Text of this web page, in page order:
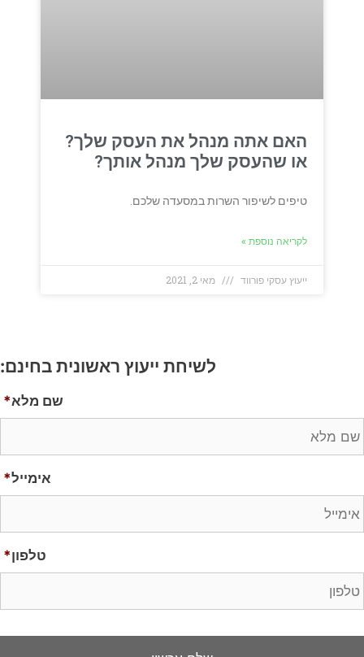
האם אתה מנהל את העסק שלך?
או שהעסק שלך מנהל אותך?
טיפים לשיפור השרות במסעדה שלכם.
לקריאה נוספת »
ייעוץ עסקי פורווד מאי 2, 2021
לשיחת ייעוץ ראשונית בחינם:
שם מלא*
אימייל*
טלפון*